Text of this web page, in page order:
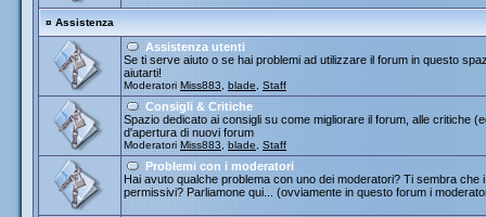
¤ Assistenza
Assistenza utenti
Se ti serve aiuto o se hai problemi ad utilizzare il forum in questo
aiutarti!
Moderatori Miss883 blade Staff
Consigli & Critiche
Spazio dedicato ai consigli su come migliorare il forum, alle critiche
d'apertura di nuovi forum
Moderatori Miss883 blade Staff
Problemi con i moderatori
Hai avuto qualche problema con uno dei moderatori? Ti sembra
permissivi? Parliamone qui... (ovviamente in questo forum i